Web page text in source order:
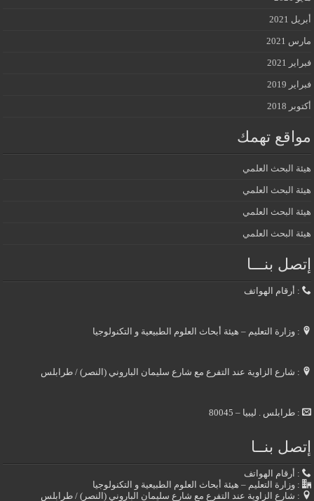
أبريل 2021
مارس 2021
فبراير 2021
فبراير 2019
أكتوبر 2018
مواقع تهمك
هيئة البحث العلمي
هيئة البحث العلمي
هيئة البحث العلمي
هيئة البحث العلمي
إتصل بنـــا
: أرقام الهواتف
: وزارة التعليم – هيئة أبحاث العلوم الطبيعية و التكنولوجيا
: شارع الزاوية عند التفرع مع شارع سليمان الباروني (النصر) / طرابلس
: طرابلس . ليبيا – 80045
إتصل بنــا
: أرقام الهواتف
: وزارة التعليم – هيئة أبحاث العلوم الطبيعية و التكنولوجيا
: شارع الزاوية عند التفرع مع شارع سليمان الباروني (النصر) / طرابلس